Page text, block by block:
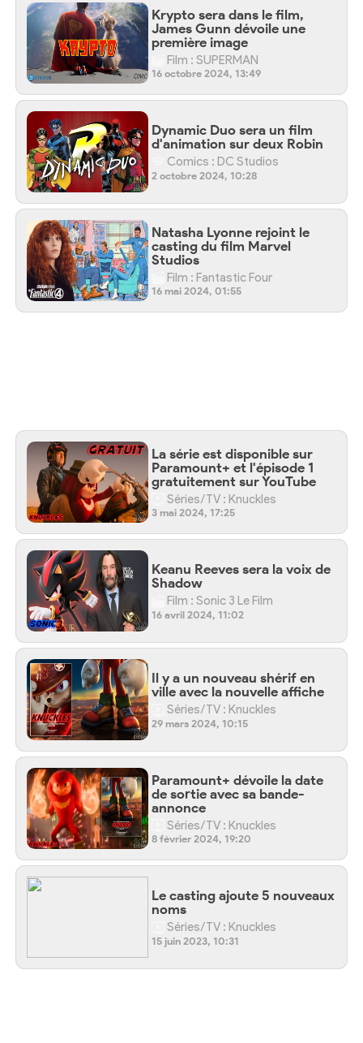
Krypto sera dans le film,
James Gunn dévoile une
première image
Film : SUPERMAN
16 octobre 2024, 13:49
Dynamic Duo sera un film
d'animation sur deux Robin
Comics : DC Studios
2 octobre 2024, 10:28
Natasha Lyonne rejoint le
casting du film Marvel
Studios
Film : Fantastic Four
16 mai 2024, 01:55
La série est disponible sur
Paramount+ et l'épisode 1
gratuitement sur YouTube
Séries/TV : Knuckles
3 mai 2024, 17:25
Keanu Reeves sera la voix de
Shadow
Film : Sonic 3 Le Film
16 avril 2024, 11:02
Il y a un nouveau shérif en
ville avec la nouvelle affiche
Séries/TV : Knuckles
29 mars 2024, 10:15
Paramount+ dévoile la date
de sortie avec sa bande-
annonce
Séries/TV : Knuckles
8 février 2024, 19:20
Le casting ajoute 5 nouveaux
noms
Séries/TV : Knuckles
15 juin 2023, 10:31